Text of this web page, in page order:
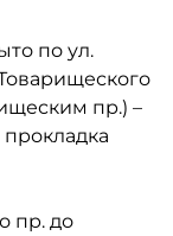
по ул.
пр.) –
прокладка
пр. до